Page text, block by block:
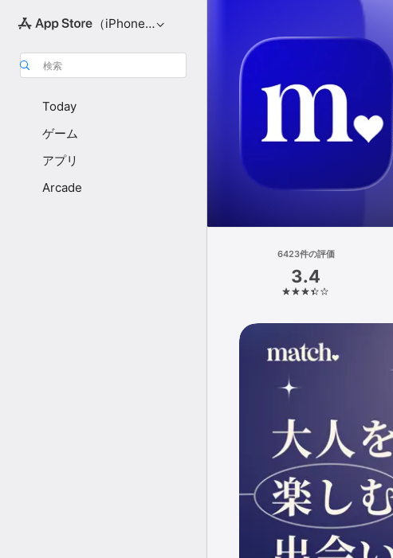
（iPhone向け）
検索
Today
ゲーム
アプリ
Arcade
6423件の評価
3.4